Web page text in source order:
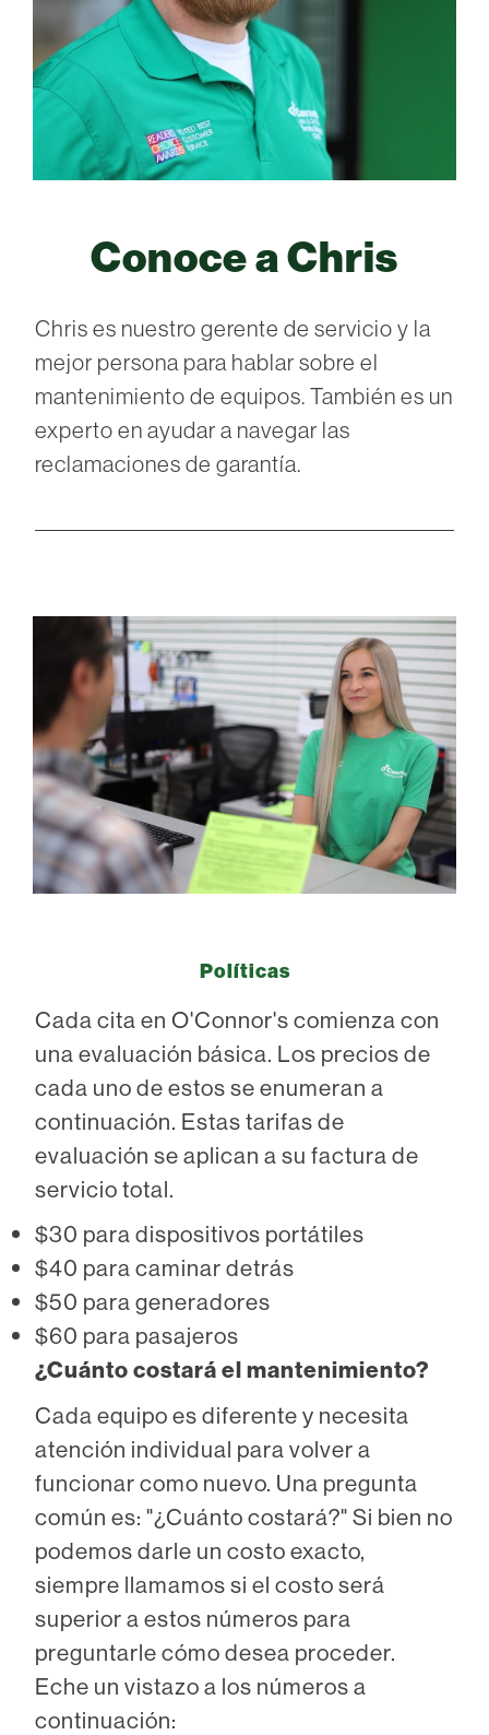
Conoce a Chris
Chris es nuestro gerente de servicio y la
mejor persona para hablar sobre el
mantenimiento de equipos. También es un
experto en ayudar a navegar las
reclamaciones de garantía.
Políticas
Cada cita en O'Connor's comienza con
una evaluación básica. Los precios de
cada uno de estos se enumeran a
continuación. Estas tarifas de
evaluación se aplican a su factura de
servicio total.
$30 para dispositivos portátiles
$40 para caminar detrás
$50 para generadores
$60 para pasajeros
¿Cuánto costará el mantenimiento?
Cada equipo es diferente y necesita
atención individual para volver a
funcionar como nuevo. Una pregunta
común es: "¿Cuánto costará?" Si bien no
podemos darle un costo exacto,
siempre llamamos si el costo será
superior a estos números para
preguntarle cómo desea proceder.
Eche un vistazo a los números a
continuación: